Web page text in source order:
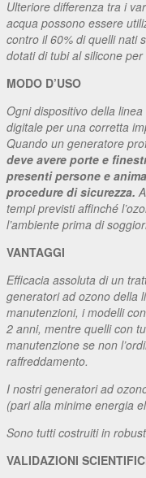
Ulteriore differenza tra i
acqua possono essere
contro il 60% di quelli nati
dotati di tubi al silicone
MODO D’USO
Ogni dispositivo della
digitale per una corretta
Quando un generatore
deve avere porte e
presenti persone e
procedure di sicurezza.
tempi previsti affinché
l’ambiente prima di
VANTAGGI
Efficacia assoluta di un
generatori ad ozono della
manutenzioni, i modelli
2 anni, mentre quelli con
manutenzione se non
raffreddamento.
I nostri generatori ad
(pari alla minime energia
Sono tutti costruiti in
VALIDAZIONI